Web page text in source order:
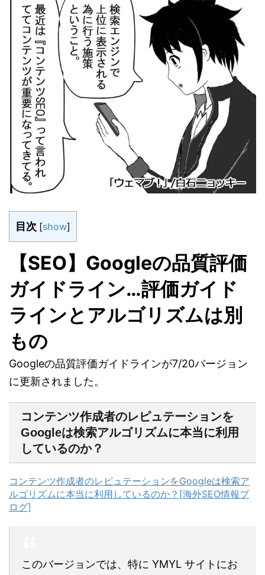
目次 [show]
【SEO】Googleの品質評価
ガイドライン…評価ガイド
ラインとアルゴリズムは別
もの
Googleの品質評価ガイドラインが7/20バージョン
に更新されました。
コンテンツ作成者のレピュテーションを
Googleは検索アルゴリズムに本当に利用
しているのか？
コンテンツ作成者のレピュテーションをGoogleは検索ア
ルゴリズムに本当に利用しているのか？[海外SEO情報ブ
ログ]
このバージョンでは、特に YMYL サイトにお